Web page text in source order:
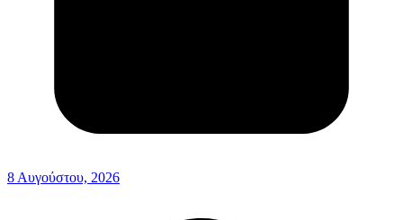
8 Αυγούστου, 2026